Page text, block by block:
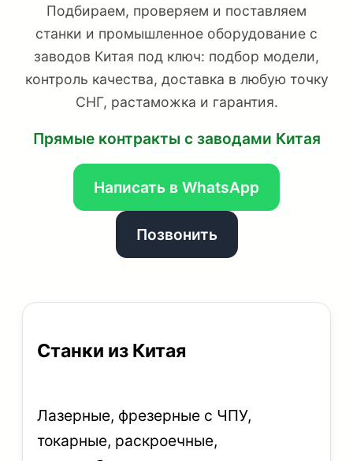
Подбираем, проверяем и поставляем
станки и промышленное оборудование с
заводов Китая под ключ: подбор модели,
контроль качества, доставка в любую точку
СНГ, растаможка и гарантия.
Прямые контракты с заводами Китая
Написать в WhatsApp
Позвонить
Станки из Китая
Лазерные, фрезерные с ЧПУ,
токарные, раскроечные,